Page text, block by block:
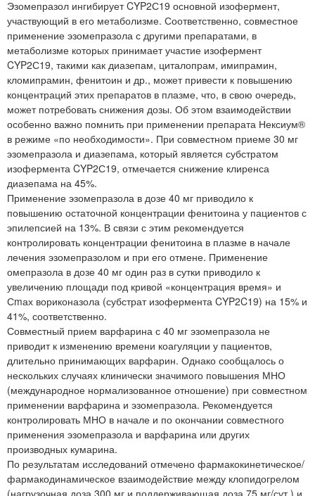
Эзомепразол ингибирует CYP2С19 основной изофермент,
участвующий в его метаболизме. Соответственно, совместное
применение эзомепразола с другими препаратами, в
метаболизме которых принимает участие изофермент
CYP2С19, такими как диазепам, циталопрам, имипрамин,
кломипрамин, фенитоин и др., может привести к повышению
концентраций этих препаратов в плазме, что, в свою очередь,
может потребовать снижения дозы. Об этом взаимодействии
особенно важно помнить при применении препарата Нексиум®
в режиме «по необходимости». При совместном приеме 30 мг
эзомепразола и диазепама, который является субстратом
изофермента CYP2С19, отмечается снижение клиренса
диазепама на 45%.
Применение эзомепразола в дозе 40 мг приводило к
повышению остаточной концентрации фенитоина у пациентов с
эпилепсией на 13%. В связи с этим рекомендуется
контролировать концентрации фенитоина в плазме в начале
лечения эзомепразолом и при его отмене. Применение
омепразола в дозе 40 мг один раз в сутки приводило к
увеличению площади под кривой «концентрация время» и
Сmах вориконазола (субстрат изофермента CYP2C19) на 15% и
41%, соответственно.
Совместный прием варфарина с 40 мг эзомепразола не
приводит к изменению времени коагуляции у пациентов,
длительно принимающих варфарин. Однако сообщалось о
нескольких случаях клинически значимого повышения МНО
(международное нормализованное отношение) при совместном
применении варфарина и эзомепразола. Рекомендуется
контролировать МНО в начале и по окончании совместного
применения эзомепразола и варфарина или других
производных кумарина.
По результатам исследований отмечено фармакокинетическое/
фармакодинамическое взаимодействие между клопидогрелом
(нагрузочная доза 300 мг и поддерживающая доза 75 мг/сут.) и